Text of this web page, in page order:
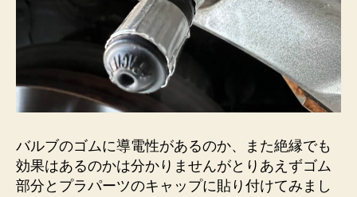
バルブのゴムに導電性があるのか、また絶縁でも
効果はあるのかは分かりませんがとりあえずゴム
部分とプラパーツのキャップに貼り付けてみまし